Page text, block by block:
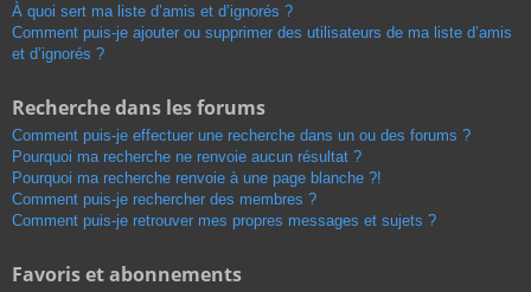
À quoi sert ma liste d’amis et d’ignorés ?
Comment puis-je ajouter ou supprimer des utilisateurs de ma liste d’amis
et d’ignorés ?
Recherche dans les forums
Comment puis-je effectuer une recherche dans un ou des forums ?
Pourquoi ma recherche ne renvoie aucun résultat ?
Pourquoi ma recherche renvoie à une page blanche ?!
Comment puis-je rechercher des membres ?
Comment puis-je retrouver mes propres messages et sujets ?
Favoris et abonnements